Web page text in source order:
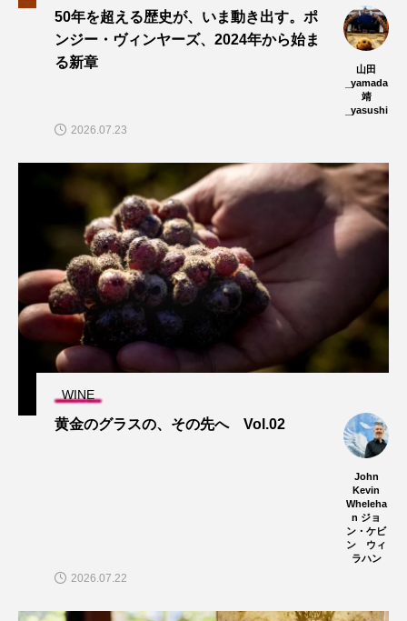
50年を超える歴史が、いま動き出す。ポ
ンジー・ヴィンヤーズ、2024年から始ま
る新章
山田
_yamada
靖
_yasushi
2026.07.23
WINE
黄金のグラスの、その先へ Vol.02
John
Kevin
Wheleha
n ジョ
ン・ケビ
ン ウィ
ラハン
2026.07.22